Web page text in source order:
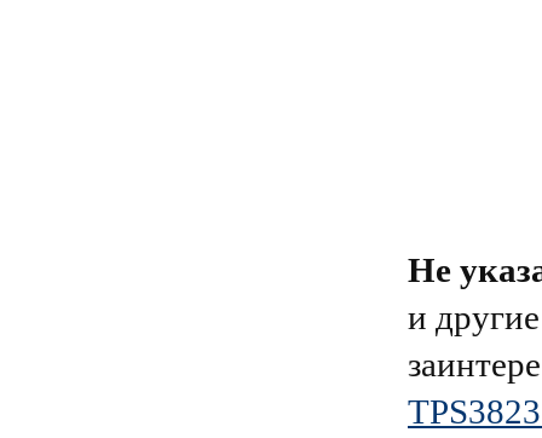
Не
и